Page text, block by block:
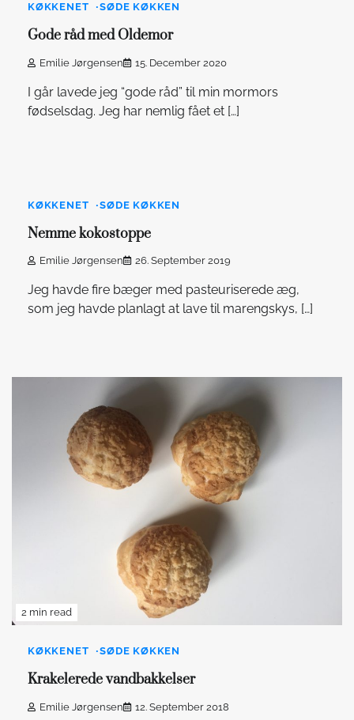
KØKKENET SØDE KØKKEN
Gode råd med Oldemor
Emilie Jørgensen 15. December 2020
I går lavede jeg “gode råd” til min mormors
fødselsdag. Jeg har nemlig fået et […]
KØKKENET SØDE KØKKEN
Nemme kokostoppe
Emilie Jørgensen 26. September 2019
Jeg havde fire bæger med pasteuriserede æg,
som jeg havde planlagt at lave til marengskys, […]
2 min read
KØKKENET SØDE KØKKEN
Krakelerede vandbakkelser
Emilie Jørgensen 12. September 2018